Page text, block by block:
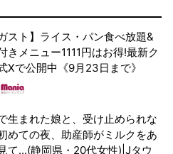
スト】ライス・パン食べ放題&
きメニュー1111円はお得!最新ク
Xで公開中《9月23日まで》
生まれた娘と、受け止められな
めての夜、助産師がミルクをあ
て...(静岡県・20代女性)|Jタウ